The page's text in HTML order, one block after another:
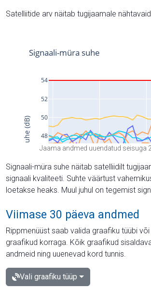
Satelliitide arv näitab tugijaamale
Jaama andmed uuendatud seisuga
Signaali-müra suhe näitab satelliidilt
signaali kvaliteeti. Suhte väärtust
loetakse heaks. Muul juhul on tegemist
Viimase 30 päeva andmed
Rippmenüüst saab valida graafiku tüübi
graafikud korraga. Kõik graafikud
andmeid ning uuenevad kord tunnis.
Vali graafiku tüüp